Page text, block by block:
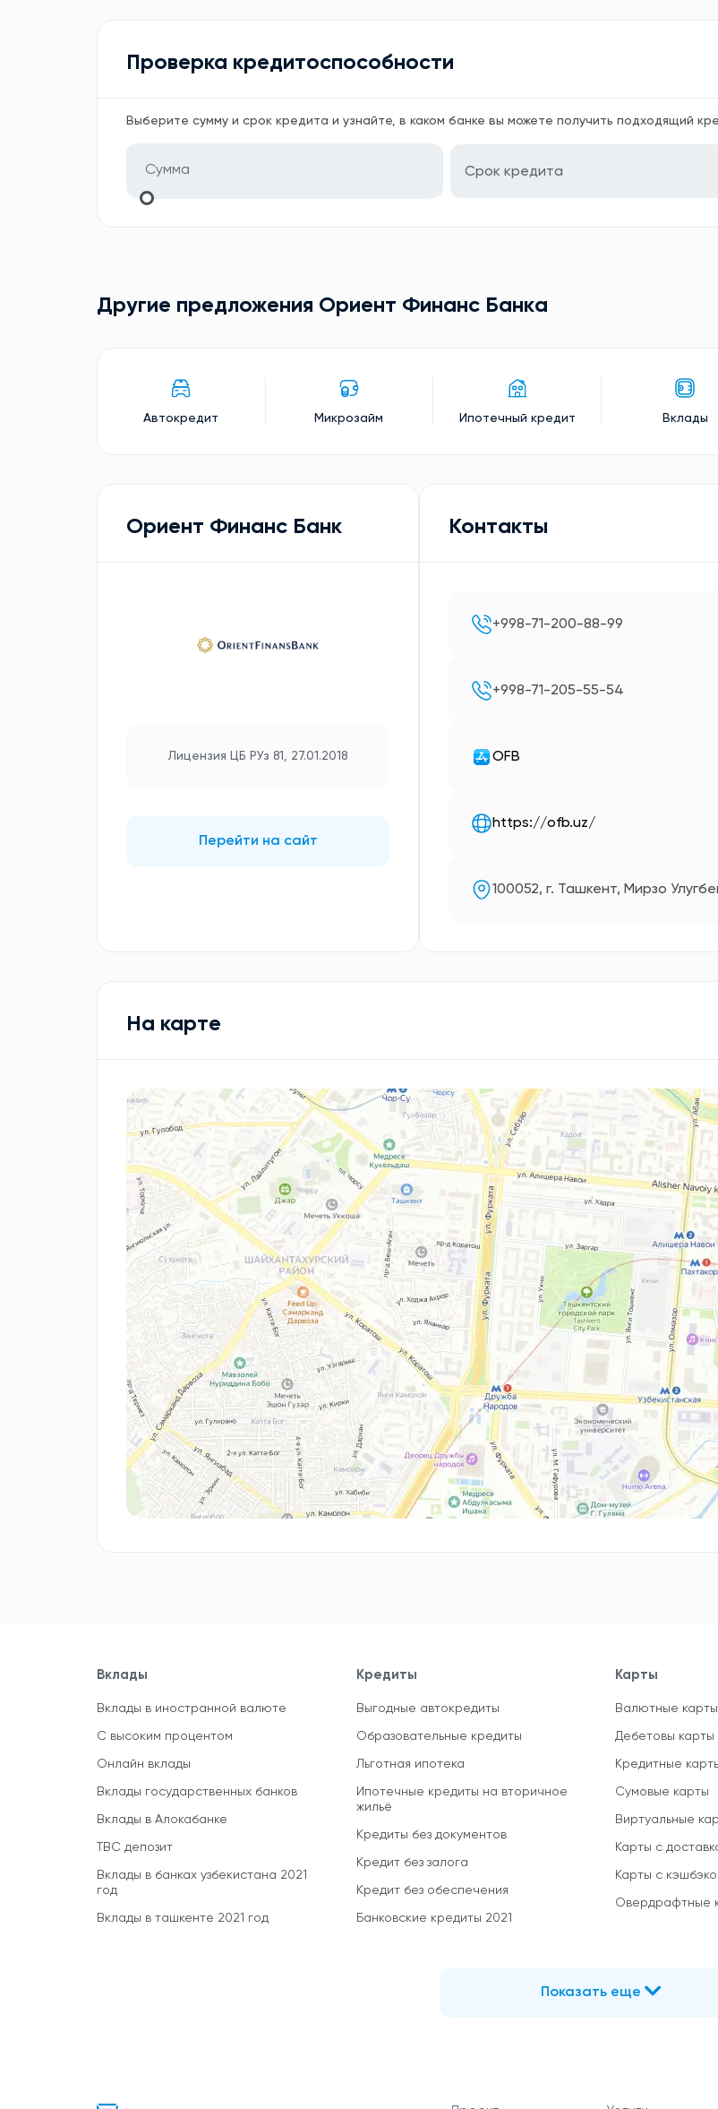
Проверка кредитоспособности
Выберите сумму и срок кредита и узнайте, в каком банке вы можете получить подходящий
Срок кредита
Другие предложения Ориент Финанс Банкa
Автокредит Микрозайм Ипотечный кредит Вклады
Ориент Финанс Банк
Лицензия ЦБ РУз 81, 27.01.2018
Перейти на сайт
Контакты
+998-71-200-88-99
+998-71-205-55-54
OFB
https://ofb.uz/
100052, г. Ташкент, Мирзо
На карте
Вклады
Вклады в иностранной валюте
С высоким процентом
Онлайн вклады
Вклады государственных банков
Вклады в Алокабанке
TBC депозит
Вклады в банках узбекистана 2021
год
Вклады в ташкенте 2021 год
Кредиты
Выгодные автокредиты
Образовательные кредиты
Льготная ипотека
Ипотечные кредиты на вторичное
жильё
Кредиты без документов
Кредит без залога
Кредит без обеспечения
Банковские кредиты 2021
Карты
Валютные карты
Дебетовы карты
Кредитные
Сумовые карты
Виртуальные
Карты с
Карты с
Овердрафтные
Показать еще